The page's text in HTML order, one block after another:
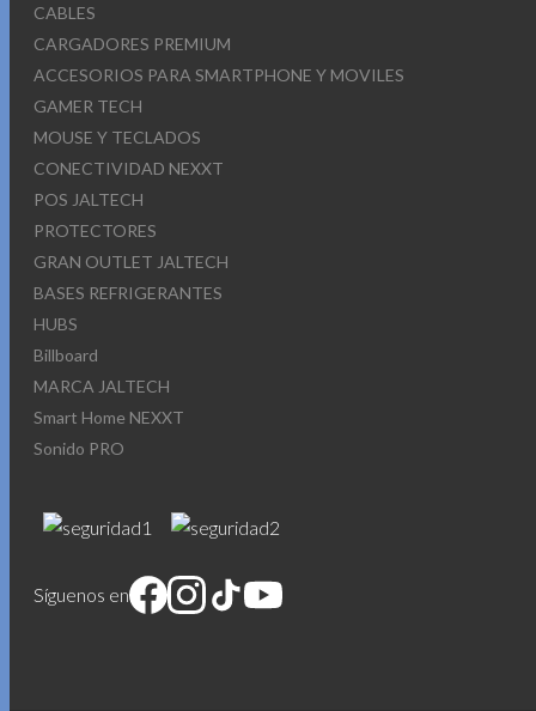
CABLES
CARGADORES PREMIUM
ACCESORIOS PARA SMARTPHONE Y MOVILES
GAMER TECH
MOUSE Y TECLADOS
CONECTIVIDAD NEXXT
POS JALTECH
PROTECTORES
GRAN OUTLET JALTECH
BASES REFRIGERANTES
HUBS
Billboard
MARCA JALTECH
Smart Home NEXXT
Sonido PRO
Síguenos en